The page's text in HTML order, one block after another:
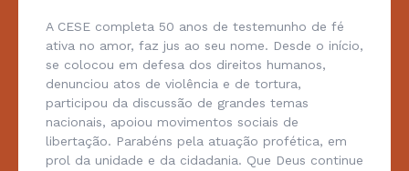
A CESE completa 50 anos de testemunho de fé
ativa no amor, faz jus ao seu nome. Desde o início,
se colocou em defesa dos direitos humanos,
denunciou atos de violência e de tortura,
participou da discussão de grandes temas
nacionais, apoiou movimentos sociais de
libertação. Parabéns pela atuação profética, em
prol da unidade e da cidadania. Que Deus continue